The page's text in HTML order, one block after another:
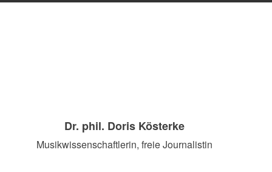
Dr. phil. Doris Kösterke
Musikwissenschaftlerin, freie Journalistin